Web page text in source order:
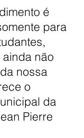
é
para
não
nossa
o
da
Pierre